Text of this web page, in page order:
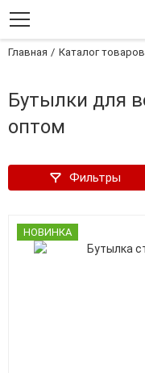
Главная Каталог товаров
Бутылки для
оптом
Фильтры
НОВИНКА